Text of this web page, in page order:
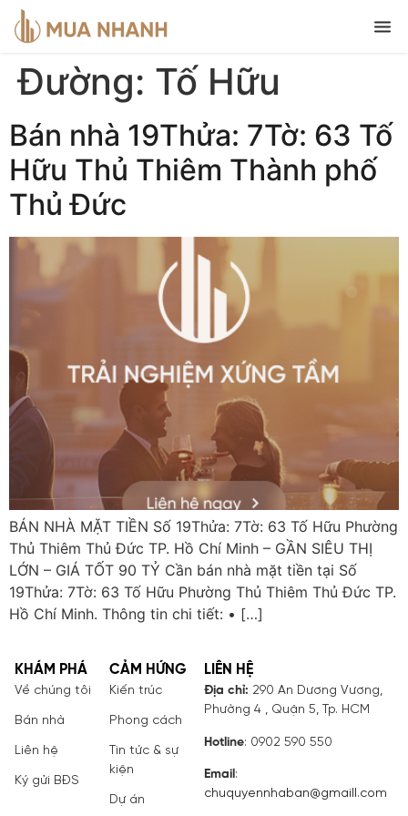
Đường: Tố Hữu
Bán nhà 19Thửa: 7Tờ: 63 Tố
Hữu Thủ Thiêm Thành phố
Thủ Đức
BÁN NHÀ MẶT TIỀN Số 19Thửa: 7Tờ: 63 Tố Hữu Phường
Thủ Thiêm Thủ Đức TP. Hồ Chí Minh – GẦN SIÊU THỊ
LỚN – GIÁ TỐT 90 TỶ Cần bán nhà mặt tiền tại Số
19Thửa: 7Tờ: 63 Tố Hữu Phường Thủ Thiêm Thủ Đức TP.
Hồ Chí Minh. Thông tin chi tiết: • […]
KHÁM PHÁ
Về chúng tôi
Bán nhà
Liên hệ
Ký gửi BĐS
CẢM HỨNG
Kiến trúc
Phong cách
Tin tức & sự
kiện
Dự án
LIÊN HỆ
Địa chỉ: 290 An Dương Vương,
Phường 4 , Quận 5, Tp. HCM
Hotline: 0902 590 550
Email:
chuquyennhaban@gmaill.com